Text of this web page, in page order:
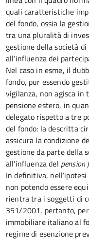
quali caratteristiche
del fondo, ossia la
tra una pluralità di
gestione della società
all’influenza dei
Nel caso in esme, il
fondo, pur essendo
vigilanza, non agisca
pensione estero, in
delegato rispetto a tre
del fondo: la descritta
assicura la condizione
gestione da parte della
all’influenza del pension
In definitiva,
non potendo essere
rientra tra i soggetti di
351/2001, pertanto,
immobiliare italiano al
regime di esenzione